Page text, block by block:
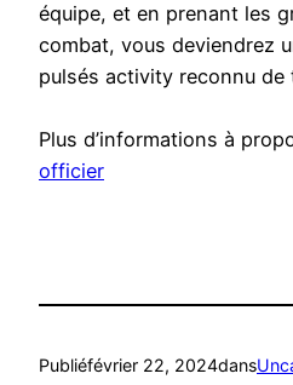
équipe, et en prenant les
combat, vous deviendrez
pulsés activity reconnu de
Plus d’informations à
officier
Publiéfévrier 22, 2024dans